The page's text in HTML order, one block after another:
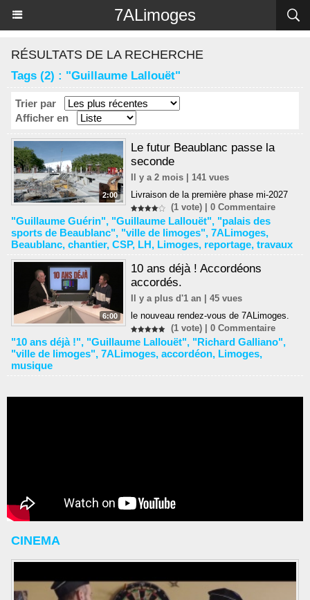
7ALimoges
RÉSULTATS DE LA RECHERCHE
Tags (2) : "Guillaume Lallouët"
Trier par
Afficher en
2:00
Le futur Beaublanc passe la
seconde
Il y a 2 mois | 141 vues
Livraison de la première phase mi-2027
(1 vote) |0 Commentaire
"Guillaume Guérin", "Guillaume Lallouët", "palais des
sports de Beaublanc", "ville de limoges", 7ALimoges,
Beaublanc, chantier, CSP, LH, Limoges, reportage, travaux
6:00
10 ans déjà ! Accordéons
accordés.
Il y a plus d'1 an | 45 vues
le nouveau rendez-vous de 7ALimoges.
(1 vote) |0 Commentaire
"10 ans déjà !", "Guillaume Lallouët", "Richard Galliano",
"ville de limoges", 7ALimoges, accordéon, Limoges,
musique
CINEMA